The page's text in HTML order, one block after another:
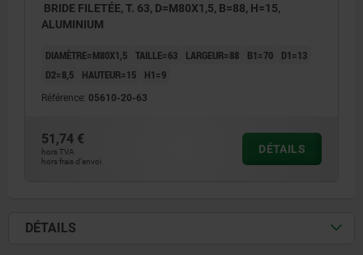
BRIDE FILETÉE, T. 63, D=M80X1,5, B=88, H=15,
ALUMINIUM
DIAMÈTRE=M80X1,5 TAILLE=63 LARGEUR=88 B1=70
D1=13
D2=8,5
HAUTEUR=15 H1=9
Référence: 05610-20-63
51,74 €
hors TVA
hors frais d’envoi
DÉTAILS
DÉTAILS